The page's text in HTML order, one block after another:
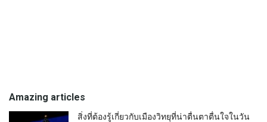
Amazing articles
สิ่งที่ต้องรู้เกี่ยวกับเมืองวิทยุที่น่าตื่นตาตื่นใจในวัน